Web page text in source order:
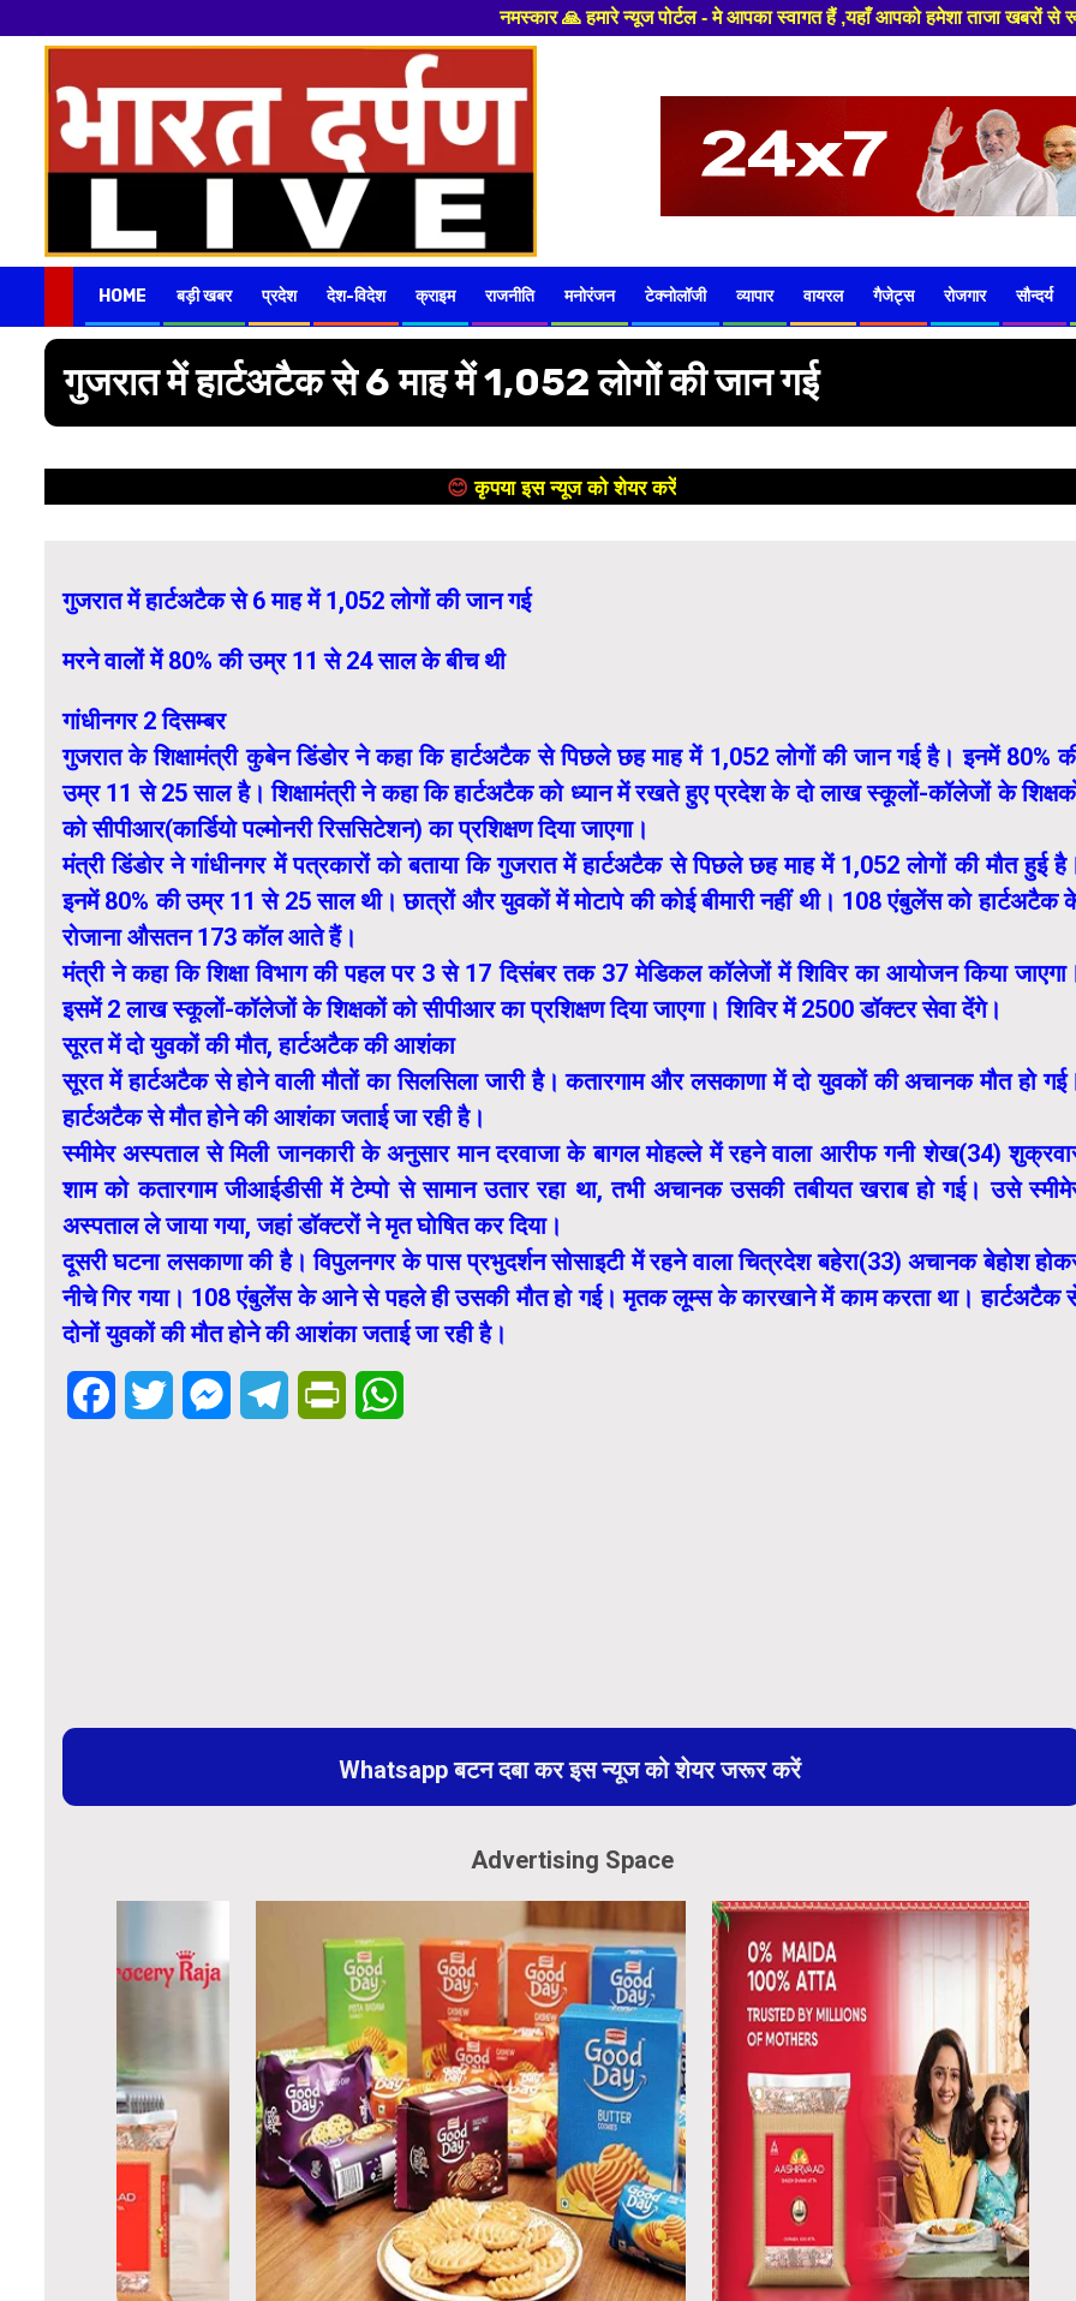
नमस्कार 🙏 हमारे न्यूज पोर्टल - मे आपका स्वागत हैं ,यहाँ आपको हमेशा ताजा खबरों से रूबरू कराया जाएगा , खबर ओर विज्ञापन
content
HOME बड़ी खबर प्रदेश देश-विदेश क्राइम राजनीति मनोरंजन टेक्नोलॉजी व्यापार वायरल गैजेट्स रोजगार सौन्दर्य
गुजरात में हार्टअटैक से 6 माह में 1,052 लोगों की जान गई
😊 कृपया इस न्यूज को शेयर करें
गुजरात में हार्टअटैक से 6 माह में 1,052 लोगों की जान गई
मरने वालों में 80% की उम्र 11 से 24 साल के बीच थी
गांधीनगर 2 दिसम्बर
गुजरात के शिक्षामंत्री कुबेन डिंडोर ने कहा कि हार्टअटैक से पिछले छह माह में 1,052 लोगाें की जान गई है। इनमें 80%
उम्र 11 से 25 साल है। शिक्षामंत्री ने कहा कि हार्टअटैक को ध्यान में रखते हुए प्रदेश के दो लाख स्कूलों-कॉलेजों के
को सीपीआर(कार्डियो पल्मोनरी रिससिटेशन) का प्रशिक्षण दिया जाएगा।
मंत्री डिंडोर ने गांधीनगर में पत्रकारों को बताया कि गुजरात में हार्टअटैक से पिछले छह माह में 1,052 लाेगों की मौत हुई
इनमें 80% की उम्र 11 से 25 साल थी। छात्रों और युवकों में मोटापे की कोई बीमारी नहीं थी। 108 एंबुलेंस को हार्टअटैक
रोजाना औसतन 173 कॉल आते हैं।
मंत्री ने कहा कि शिक्षा विभाग की पहल पर 3 से 17 दिसंबर तक 37 मेडिकल कॉलेजों में शिविर का आयोजन किया
इसमें 2 लाख स्कूलों-कॉलेजों के शिक्षकों को सीपीआर का प्रशिक्षण दिया जाएगा। शिविर में 2500 डॉक्टर सेवा देंगे।
सूरत में दो युवकों की मौत, हार्टअटैक की आशंका
सूरत में हार्टअटैक से होने वाली मौतों का सिलसिला जारी है। कतारगाम और लसकाणा में दो युवकों की अचानक मौत हो
हार्टअटैक से मौत होने की आशंका जताई जा रही है।
स्मीमेर अस्पताल से मिली जानकारी के अनुसार मान दरवाजा के बागल मोहल्ले में रहने वाला आरीफ गनी शेख(34)
शाम को कतारगाम जीआईडीसी में टेम्पो से सामान उतार रहा था, तभी अचानक उसकी तबीयत खराब हो गई। उसे
अस्पताल ले जाया गया, जहां डॉक्टरों ने मृत घाेषित कर दिया।
दूसरी घटना लसकाणा की है। विपुलनगर के पास प्रभुदर्शन सोसाइटी में रहने वाला चित्रदेश बहेरा(33) अचानक बेहोश
नीचे गिर गया। 108 एंबुलेंस के आने से पहले ही उसकी मौत हो गई। मृतक लूम्स के कारखाने में काम करता था। हार्टअटैक
दोनों युवकों की मौत होने की आशंका जताई जा रही है।
FacebookTwitter MessengerTelegramPrintFriendly
Whatsapp बटन दबा कर इस न्यूज को शेयर जरूर करें
Advertising Space